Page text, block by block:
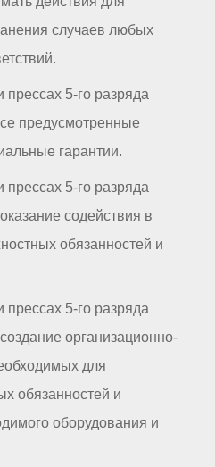
случаев любых
прессах 5-го разряда
предусмотренные
гарантии.
прессах 5-го разряда
содействия в
обязанностей и
прессах 5-го разряда
организационно-
для
обязанностей и
оборудования и